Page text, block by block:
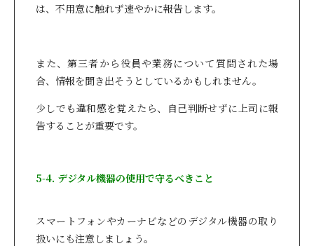
は、不用意に触れず速やかに報告します。
また、第三者から役員や業務について質問された場
合、情報を聞き出そうとしているかもしれません。
少しでも違和感を覚えたら、自己判断せずに上司に報
告することが重要です。
5-4. デジタル機器の使用で守るべきこと
スマートフォンやカーナビなどのデジタル機器の取り
扱いにも注意しましょう。